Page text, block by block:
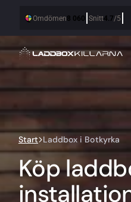
Start Laddbox i Botkyrka
Köp